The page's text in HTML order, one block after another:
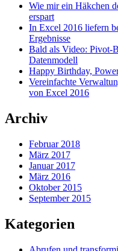
Wie mir ein Häkchen
erspart
In Excel 2016 liefern
Ergebnisse
Bald als Video: Pivot-
Datenmodell
Happy Birthday,
Vereinfachte
von Excel 2016
Archiv
Februar 2018
März 2017
Januar 2017
März 2016
Oktober 2015
September 2015
Kategorien